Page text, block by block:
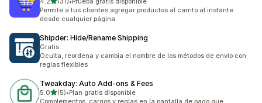
31 reseñas en total
Permite a tus clientes agregar productos al carrito al instante
desde cualquier página.
Shipder: Hide/Rename Shipping
Gratis
Oculta, reordena y cambia el nombre de los métodos de envío con
reglas flexibles
Tweakday: Auto Add‑ons & Fees
5.0de 5 estrellas
(5)
5 reseñas en total
•Plan gratis disponible
Complementos, cargos y reglas en la pantalla de pago que